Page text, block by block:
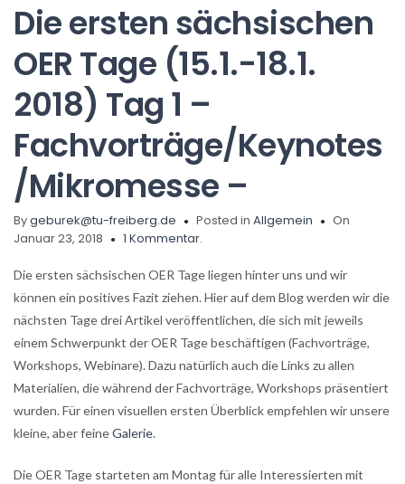
Die ersten sächsischen
OER Tage (15.1.-18.1.
2018) Tag 1 –
Fachvorträge/Keynotes
/Mikromesse –
Bygeburek@tu-freiberg.de Posted in Allgemein
On
Januar 23, 2018
1 Kommentar.
Die ersten sächsischen OER Tage liegen hinter uns und wir
können ein positives Fazit ziehen. Hier auf dem Blog werden wir die
nächsten Tage drei Artikel veröffentlichen, die sich mit jeweils
einem Schwerpunkt der OER Tage beschäftigen (Fachvorträge,
Workshops, Webinare).Dazu natürlich auch die Links zu allen
Materialien, die während der Fachvorträge, Workshops präsentiert
wurden. Für einen visuellen ersten Überblick empfehlen wir unsere
kleine, aber feineGalerie.
Die OER Tage starteten am Montag für alle Interessierten mit